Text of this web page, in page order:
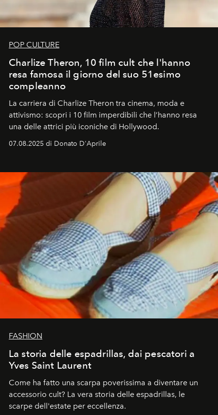
POP CULTURE
Charlize Theron, 10 film cult che l'hanno
resa famosa il giorno del suo 51esimo
compleanno
La carriera di Charlize Theron tra cinema, moda e
attivismo: scopri i 10 film imperdibili che l’hanno resa
una delle attrici più iconiche di Hollywood.
07.08.2025 di Donato D'Aprile
FASHION
La storia delle espadrillas, dai pescatori a
Yves Saint Laurent
Come ha fatto una scarpa poverissima a diventare un
accessorio cult? La vera storia delle espadrillas, le
scarpe dell'estate per eccellenza.